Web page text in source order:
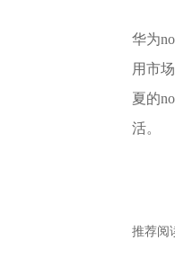
华为
用市
夏的
活。
推荐阅